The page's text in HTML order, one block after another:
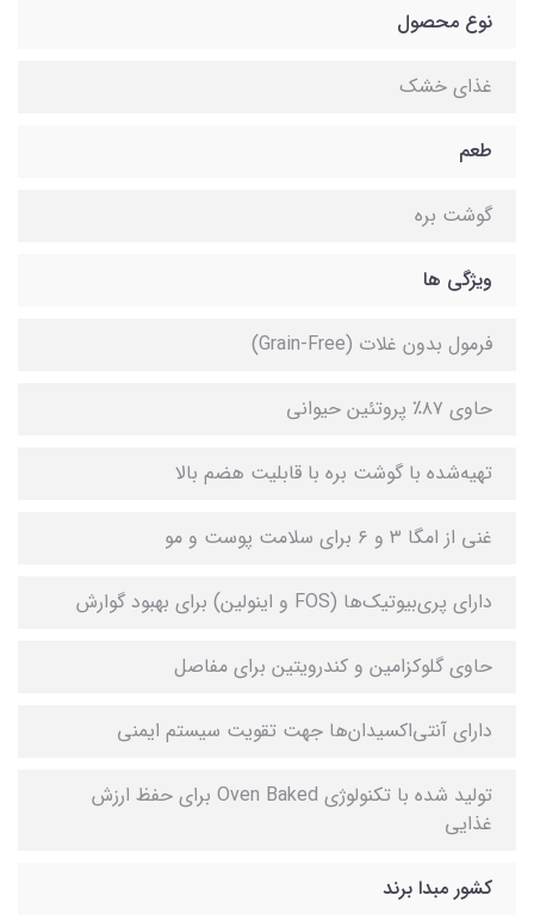
نوع محصول
غذای خشک
طعم
گوشت بره
ویژگی ها
فرمول بدون غلات (Grain-Free)
حاوی ۸۷٪ پروتئین حیوانی
تهیه‌شده با گوشت بره با قابلیت هضم بالا
غنی از امگا ۳ و ۶ برای سلامت پوست و مو
دارای پری‌بیوتیک‌ها (FOS و اینولین) برای بهبود گوارش
حاوی گلوکزامین و کندرویتین برای مفاصل
دارای آنتی‌اکسیدان‌ها جهت تقویت سیستم ایمنی
تولید شده با تکنولوژی Oven Baked برای حفظ ارزش
غذایی
کشور مبدا برند